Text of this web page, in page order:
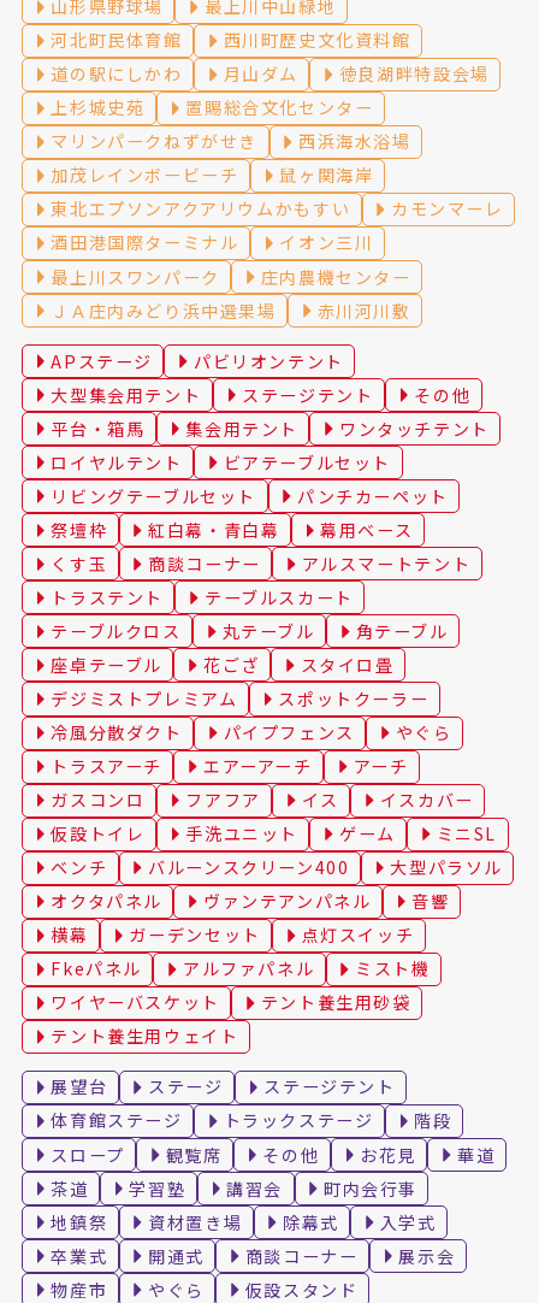
山形県野球場
最上川中山緑地
河北町民体育館
西川町歴史文化資料館
道の駅にしかわ
月山ダム
徳良湖畔特設会場
上杉城史苑
置賜総合文化センター
マリンパークねずがせき
西浜海水浴場
加茂レインボービーチ
鼠ヶ関海岸
東北エプソンアクアリウムかもすい
カモンマーレ
酒田港国際ターミナル
イオン三川
最上川スワンパーク
庄内農機センター
ＪＡ庄内みどり浜中選果場
赤川河川敷
APステージ
パビリオンテント
大型集会用テント
ステージテント
その他
平台・箱馬
集会用テント
ワンタッチテント
ロイヤルテント
ビアテーブルセット
リビングテーブルセット
パンチカーペット
祭壇枠
紅白幕・青白幕
幕用ベース
くす玉
商談コーナー
アルスマートテント
トラステント
テーブルスカート
テーブルクロス
丸テーブル
角テーブル
座卓テーブル
花ござ
スタイロ畳
デジミストプレミアム
スポットクーラー
冷風分散ダクト
パイプフェンス
やぐら
トラスアーチ
エアーアーチ
アーチ
ガスコンロ
フアフア イス
イスカバー
仮設トイレ
手洗ユニット ゲーム
ミニSL
ベンチ
バルーンスクリーン400
大型パラソル
オクタパネル
ヴァンテアンパネル
音響
横幕
ガーデンセット
点灯スイッチ
Fkeパネル
アルファパネル
ミスト機
ワイヤーバスケット
テント養生用砂袋
テント養生用ウェイト
展望台 ステージ
ステージテント
体育館ステージ
トラックステージ
階段
スロープ
観覧席 その他 お花見
華道
茶道
学習塾 講習会
町内会行事
地鎮祭
資材置き場 除幕式
入学式
卒業式
開通式 商談コーナー
展示会
物産市
やぐら
仮設スタンド